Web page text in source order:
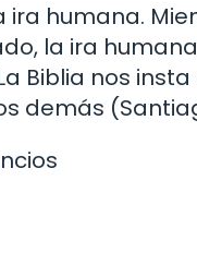
humana.
la ira
Biblia nos
demás